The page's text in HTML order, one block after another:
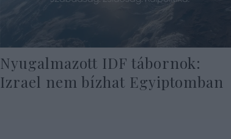
Nyugalmazott IDF tábornok:
Izrael nem bízhat Egyiptomban